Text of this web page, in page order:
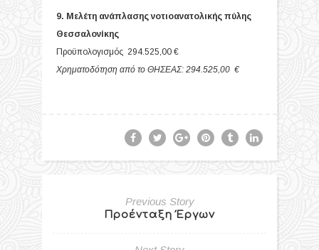
9. Μελέτη ανάπλασης νοτιοανατολικής πύλης
Θεσσαλονίκης
Προϋπολογισμός 294.525,00 €
Χρηματοδότηση από το ΘΗΣΕΑΣ: 294.525,00 €
Previous Story
Προένταξη Έργων